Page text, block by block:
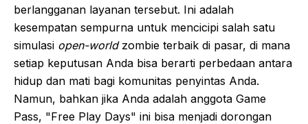
berlangganan layanan tersebut. Ini adalah
kesempatan sempurna untuk mencicipi salah satu
simulasi open-worldzombie terbaik di pasar, di mana
setiap keputusan Anda bisa berarti perbedaan antara
hidup dan mati bagi komunitas penyintas Anda.
Namun, bahkan jika Anda adalah anggota Game
Pass, "Free Play Days" ini bisa menjadi dorongan